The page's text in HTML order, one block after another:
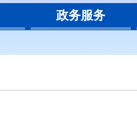
政务服务